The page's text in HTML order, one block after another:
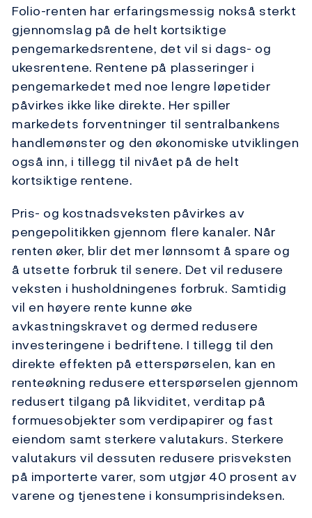
Folio-renten har erfaringsmessig nokså sterkt
gjennomslag på de helt kortsiktige
pengemarkedsrentene, det vil si dags- og
ukesrentene. Rentene på plasseringer i
pengemarkedet med noe lengre løpetider
påvirkes ikke like direkte. Her spiller
markedets forventninger til sentralbankens
handlemønster og den økonomiske utviklingen
også inn, i tillegg til nivået på de helt
kortsiktige rentene.
Pris- og kostnadsveksten påvirkes av
pengepolitikken gjennom flere kanaler. Når
renten øker, blir det mer lønnsomt å spare og
å utsette forbruk til senere. Det vil redusere
veksten i husholdningenes forbruk. Samtidig
vil en høyere rente kunne øke
avkastningskravet og dermed redusere
investeringene i bedriftene. I tillegg til den
direkte effekten på etterspørselen, kan en
renteøkning redusere etterspørselen gjennom
redusert tilgang på likviditet, verditap på
formuesobjekter som verdipapirer og fast
eiendom samt sterkere valutakurs. Sterkere
valutakurs vil dessuten redusere prisveksten
på importerte varer, som utgjør 40 prosent av
varene og tjenestene i konsumprisindeksen.